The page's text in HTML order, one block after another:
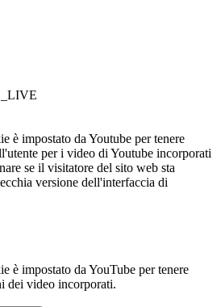
è impostato da Youtube per tenere
per i video di Youtube incorporati
se il visitatore del sito web sta
versione dell'interfaccia di
è impostato da YouTube per tenere
dei video incorporati.